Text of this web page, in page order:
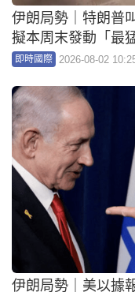
伊朗局勢｜特朗普叫停轟
擬本周末發動「最
即時國際 2026-08-02
伊朗局勢｜美以據